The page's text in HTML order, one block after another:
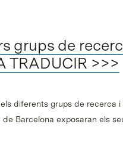
grups de
TRADUCIR >>>
diferents grups de recerca
Barcelona exposaran els